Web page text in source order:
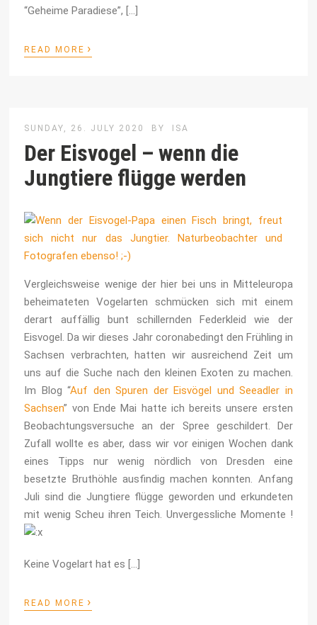
“Geheime Paradiese”, […]
READ MORE ›
SUNDAY, 26. JULY 2020 BY ISA
Der Eisvogel – wenn die
Jungtiere flügge werden
Vergleichsweise wenige der hier bei uns in Mitteleuropa
beheimateten Vogelarten schmücken sich mit einem
derart auffällig bunt schillernden Federkleid wie der
Eisvogel. Da wir dieses Jahr coronabedingt den Frühling in
Sachsen verbrachten, hatten wir ausreichend Zeit um
uns auf die Suche nach den kleinen Exoten zu machen.
Im Blog “Auf den Spuren der Eisvögel und Seeadler in
Sachsen” von Ende Mai hatte ich bereits unsere ersten
Beobachtungsversuche an der Spree geschildert. Der
Zufall wollte es aber, dass wir vor einigen Wochen dank
eines Tipps nur wenig nördlich von Dresden eine
besetzte Bruthöhle ausfindig machen konnten. Anfang
Juli sind die Jungtiere flügge geworden und erkundeten
mit wenig Scheu ihren Teich. Unvergessliche Momente !
Keine Vogelart hat es […]
READ MORE ›